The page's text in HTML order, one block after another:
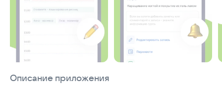
Описание приложения